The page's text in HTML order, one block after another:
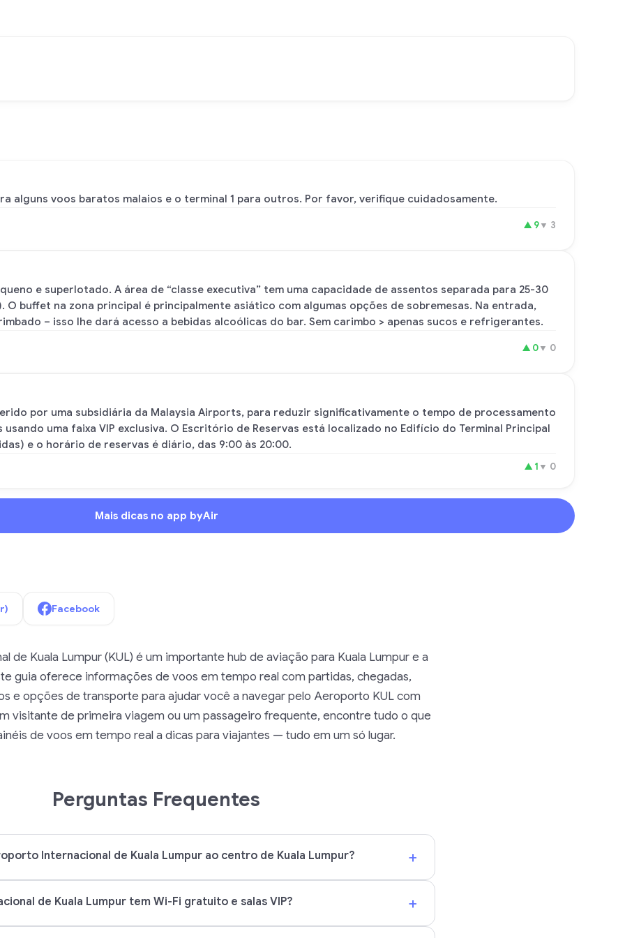
alguns voos baratos malaios e o terminal 1 para outros. Por favor, verifique cuidadosamente.
▲ 9▼ 3
e superlotado. A área de “classe executiva” tem uma capacidade de assentos separada para 25-30
O buffet na zona principal é principalmente asiático com algumas opções de sobremesas. Na entrada,
– isso lhe dará acesso a bebidas alcoólicas do bar. Sem carimbo > apenas sucos e refrigerantes.
▲ 0▼ 0
por uma subsidiária da Malaysia Airports, para reduzir significativamente o tempo de processamento
uma faixa VIP exclusiva. O Escritório de Reservas está localizado no Edifício do Terminal Principal
e o horário de reservas é diário, das 9:00 às 20:00.
▲ 1 ▼ 0
Mais dicas no app byAir
Facebook
de Kuala Lumpur (KUL) é um importante hub de aviação para Kuala Lumpur e a
guia oferece informações de voos em tempo real com partidas, chegadas,
e opções de transporte para ajudar você a navegar pelo Aeroporto KUL com
visitante de primeira viagem ou um passageiro frequente, encontre tudo o que
de voos em tempo real a dicas para viajantes — tudo em um só lugar.
Perguntas Frequentes
Internacional de Kuala Lumpur ao centro de Kuala Lumpur? +
de Kuala Lumpur tem Wi-Fi gratuito e salas VIP? +